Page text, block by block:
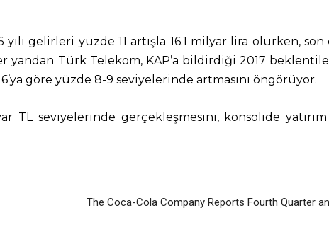
gelirleri yüzde 11 artışla 16.1 milyar lira olurken,
yandan Türk Telekom, KAP’a bildirdiği 2017
göre yüzde 8-9 seviyelerinde artmasını öngörüyor.
TL seviyelerinde gerçekleşmesini, konsolide yatırım
The Coca-Cola Company Reports Fourth Quarter